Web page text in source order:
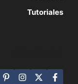
Tutoriales